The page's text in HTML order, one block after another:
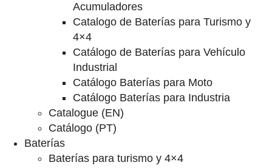
Acumuladores
Catalogo de Baterías para Turismo y
4×4
Catálogo de Baterías para Vehículo
Industrial
Catálogo Baterías para Moto
Catálogo Baterías para Industria
Catalogue (EN)
Catálogo (PT)
Baterías
Baterías para turismo y 4×4